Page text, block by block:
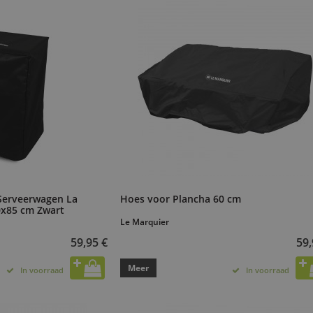
La
cm Zwart
59,95 €
In voorraad
Hoes voor Plancha 60 cm
Le Marquier
Meer In voorraad